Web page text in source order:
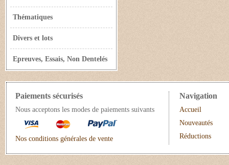
Thématiques
Divers et lots
Epreuves, Essais, Non Dentelés
Paiements sécurisés
Nous acceptons les modes de paiements suivants
Nos conditions générales de vente
Navigation
Accueil
Nouveautés
Réductions